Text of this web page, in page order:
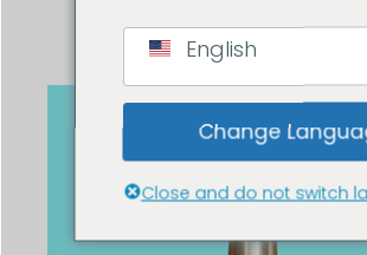
English
Change
Close and do not switch